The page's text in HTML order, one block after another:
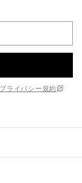
プライバシー規約